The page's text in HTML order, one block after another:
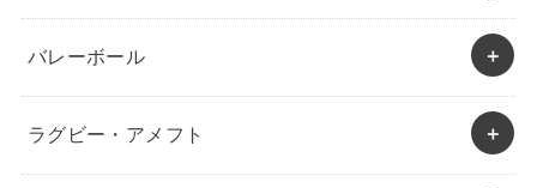
バレーボール
ラグビー・アメフト